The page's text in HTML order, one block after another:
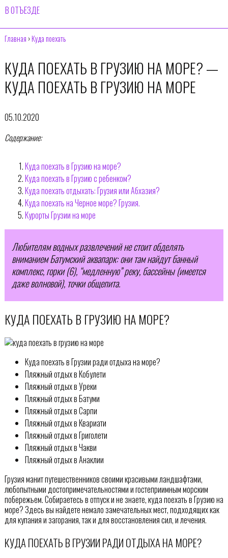
В ОТЪЕЗДЕ
Главная ›Куда поехать
КУДА ПОЕХАТЬ В ГРУЗИЮ НА МОРЕ? —
КУДА ПОЕХАТЬ В ГРУЗИЮ НА МОРЕ
05.10.2020
Содержание:
Куда поехать в Грузию на море?
Куда поехать в Грузию с ребенком?
Куда поехать отдыхать: Грузия или Абхазия?
Куда поехать на Черное море? Грузия.
Курорты Грузии на море
Любителям водных развлечений не стоит обделять
вниманием Батумский аквапарк: они там найдут банный
комплекс, горки (6), “медленную” реку, бассейны (имеется
даже волновой), точки общепита.
КУДА ПОЕХАТЬ В ГРУЗИЮ НА МОРЕ?
Куда поехать в Грузии ради отдыха на море?
Пляжный отдых в Кобулети
Пляжный отдых в Уреки
Пляжный отдых в Батуми
Пляжный отдых в Сарпи
Пляжный отдых в Квариати
Пляжный отдых в Григолети
Пляжный отдых в Чакви
Пляжный отдых в Анаклии
Грузия манит путешественников своими красивыми ландшафтами,
любопытными достопримечательностями и гостеприимным морским
побережьем. Собираетесь в отпуск и не знаете, куда поехать в Грузию на
море? Здесь вы найдете немало замечательных мест, подходящих как
для купания и загорания, так и для восстановления сил, и лечения.
КУДА ПОЕХАТЬ В ГРУЗИИ РАДИ ОТДЫХА НА МОРЕ?